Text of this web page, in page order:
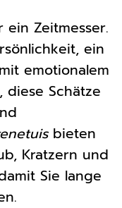
ein Zeitmesser.
ein
emotionalem
diese Schätze
bieten
Kratzern und
Sie lange